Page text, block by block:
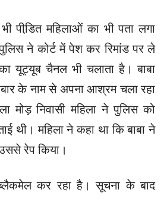
पीडि़त महिलाओं का भी पता लगा
ने कोर्ट में पेश कर रिमांड पर ले
यूट्यूब चैनल भी चलाता है। बाबा
के नाम से अपना आश्रम चला रहा
मोड़ निवासी महिला ने पुलिस को
थी। महिला ने कहा था कि बाबा ने
रेप किया।
कर रहा है। सूचना के बाद